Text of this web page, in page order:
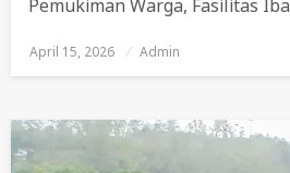
Pemukiman Warga, Fasilitas
Posted
On
April 15, 2026 Admin